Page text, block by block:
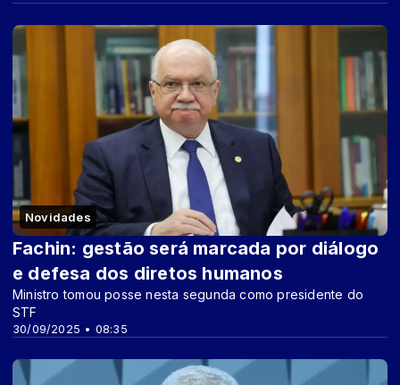
Novidades
30/09/2025 • 08:35
Fachin: gestão será marcada por diálogo
e defesa dos diretos humanos
Ministro tomou posse nesta segunda como presidente do
STF